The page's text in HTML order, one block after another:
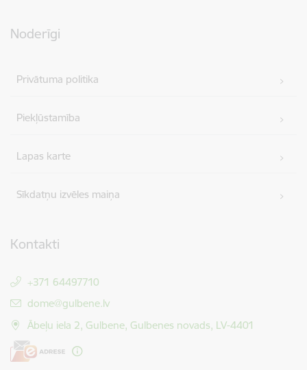
Noderīgi
Privātuma politika
Piekļūstamība
Lapas karte
Sīkdatņu izvēles maiņa
Kontakti
+371 64497710
E-pasts:
dome@gulbene.lv
Ābeļu iela 2, Gulbene, Gulbenes novads, LV-4401